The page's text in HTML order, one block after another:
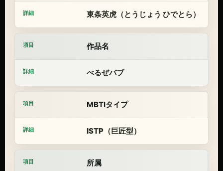
東条英虎（とうじょう ひでとら）
作品名
べるぜバブ
MBTIタイプ
ISTP（巨匠型）
所属